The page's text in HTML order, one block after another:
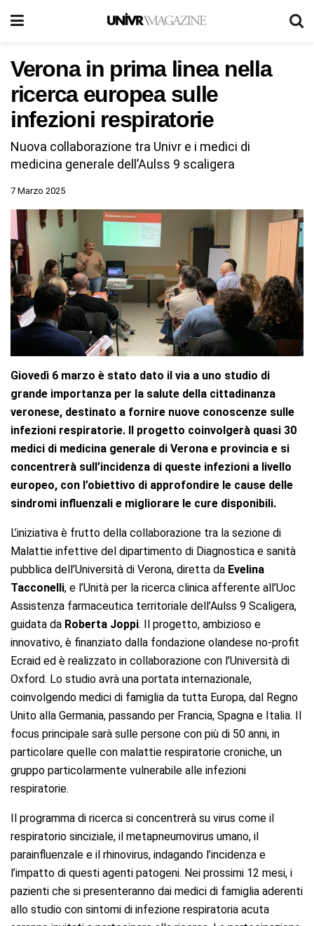
Verona in prima linea nella
ricerca europea sulle
infezioni respiratorie
Nuova collaborazione tra Univr e i medici di
medicina generale dell’Aulss 9 scaligera
7 Marzo 2025
Giovedì 6 marzo è stato dato il via a uno studio di
grande importanza per la salute della cittadinanza
veronese, destinato a fornire nuove conoscenze sulle
infezioni respiratorie. Il progetto coinvolgerà quasi 30
medici di medicina generale di Verona e provincia e si
concentrerà sull’incidenza di queste infezioni a livello
europeo, con l’obiettivo di approfondire le cause delle
sindromi influenzali e migliorare le cure disponibili.
L’iniziativa è frutto della collaborazione tra la sezione di
Malattie infettive del dipartimento di Diagnostica e sanità
pubblica dell’Università di Verona, diretta da Evelina
Tacconelli, e l’Unità per la ricerca clinica afferente all’Uoc
Assistenza farmaceutica territoriale dell’Aulss 9 Scaligera,
guidata da Roberta Joppi. Il progetto, ambizioso e
innovativo, è finanziato dalla fondazione olandese no-profit
Ecraid ed è realizzato in collaborazione con l’Università di
Oxford. Lo studio avrà una portata internazionale,
coinvolgendo medici di famiglia da tutta Europa, dal Regno
Unito alla Germania, passando per Francia, Spagna e Italia. Il
focus principale sarà sulle persone con più di 50 anni, in
particolare quelle con malattie respiratorie croniche, un
gruppo particolarmente vulnerabile alle infezioni
respiratorie.
Il programma di ricerca si concentrerà su virus come il
respiratorio sinciziale, il metapneumovirus umano, il
parainfluenzale e il rhinovirus, indagando l’incidenza e
l’impatto di questi agenti patogeni. Nei prossimi 12 mesi, i
pazienti che si presenteranno dai medici di famiglia aderenti
allo studio con sintomi di infezione respiratoria acuta